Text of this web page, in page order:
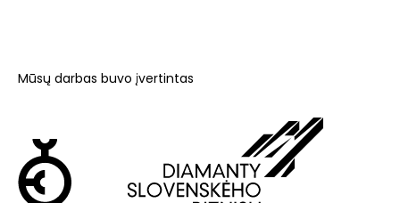
Mūsų darbas buvo įvertintas